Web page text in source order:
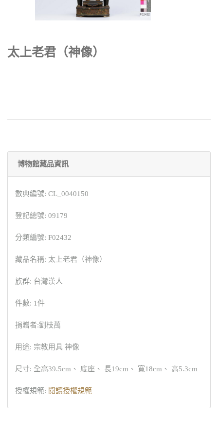
太上老君（神像）
博物館藏品資訊
數典編號: CL_0040150
登記總號: 09179
分類編號: F02432
藏品名稱: 太上老君（神像）
族群: 台灣漢人
件數: 1件
捐贈者:劉枝萬
用途: 宗教用具 神像
尺寸: 全高39.5cm、 底座、 長19cm、 寬18cm、 高5.3cm
授權規範: 閱讀授權規範